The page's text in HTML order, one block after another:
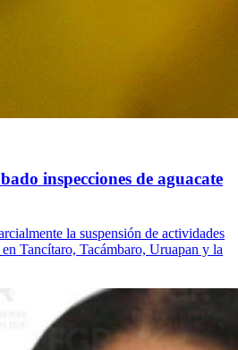
inspecciones de aguacate
la suspensión de actividades
Tancítaro, Tacámbaro, Uruapan y la